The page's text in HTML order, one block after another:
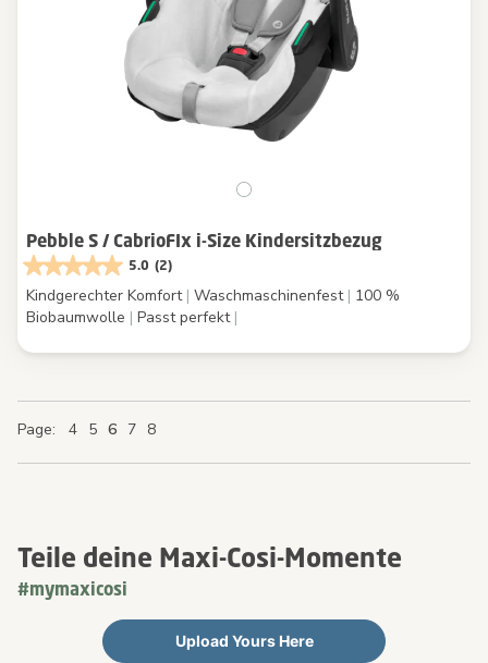
Pebble S / CabrioFIx i-Size Kindersitzbezug
5.0 (2)
Kindgerechter Komfort | Waschmaschinenfest | 100 %
Biobaumwolle | Passt perfekt |
Page Page
Page
Page
4 Page
5 You're currently reading page
6 Page
7 Page
8
Teile deine Maxi-Cosi-Momente
#mymaxicosi
Upload Yours Here